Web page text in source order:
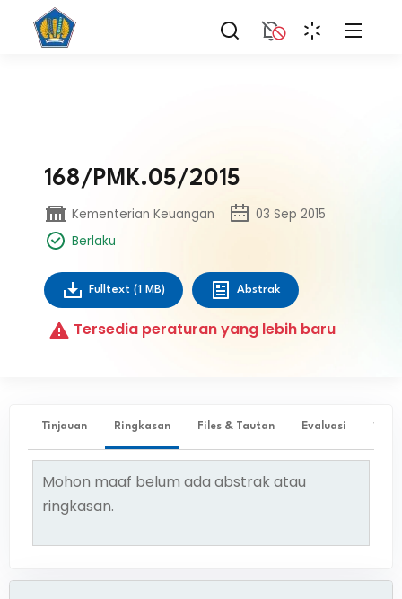
168/PMK.05/2015
Kementerian Keuangan
03 Sep 2015
Berlaku
Fulltext (1 MB) Abstrak
Tersedia peraturan yang lebih baru
Tinjauan Ringkasan Files & Tautan Evaluasi ✨
Mohon maaf belum ada abstrak atau
ringkasan.